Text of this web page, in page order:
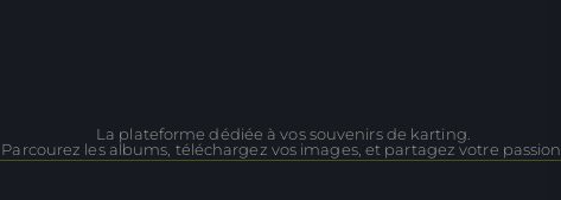
La plateforme dédiée à vos souvenirs de karting.
Parcourez les albums, téléchargez vos images, et partagez votre passion.